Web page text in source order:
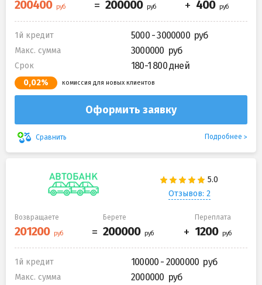
1й кредит 5000 - 3000000
Макс. сумма 3000000
Срок 180-1 800 дней
0,02% комиссия для новых клиентов
Оформить заявку
Сравнить Подробнее
Отзывов: 2
Возвращаете Берете Переплата
1й кредит 100000 - 2000000
Макс. сумма 2000000